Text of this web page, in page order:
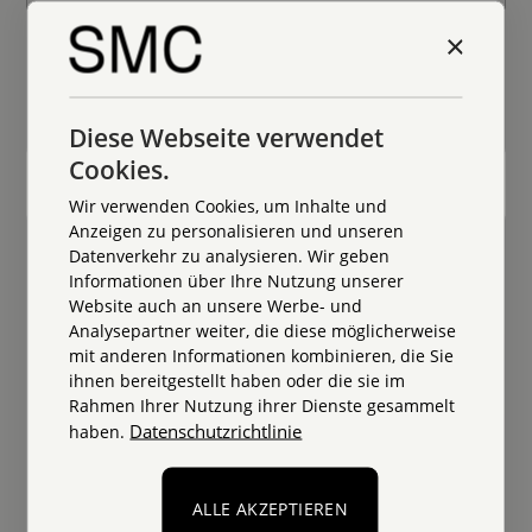
Coaching Ausbildung
Ausbildung zum systemischen Management
×
Diese Webseite verwendet
Cookies.
Wir verwenden Cookies, um Inhalte und
Anzeigen zu personalisieren und unseren
Datenverkehr zu analysieren. Wir geben
Informationen über Ihre Nutzung unserer
Website auch an unsere Werbe- und
Analysepartner weiter, die diese möglicherweise
mit anderen Informationen kombinieren, die Sie
ihnen bereitgestellt haben oder die sie im
Rahmen Ihrer Nutzung ihrer Dienste gesammelt
haben. Datenschutzrichtlinie
ALLE AKZEPTIEREN